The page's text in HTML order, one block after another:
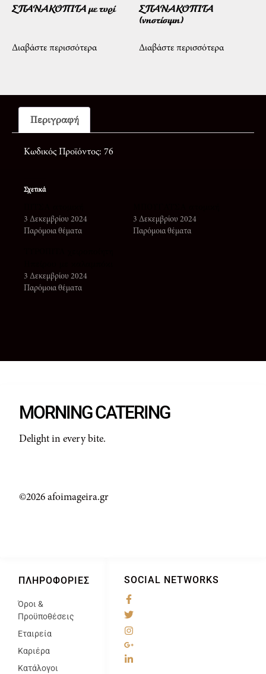
ΣΠΑΝΑΚΟΠΙΤΑ με τυρί
Διαβάστε περισσότερα
ΣΠΑΝΑΚΟΠΙΤΑ
(νηστίσιμη)
Διαβάστε περισσότερα
Περιγραφή
Κωδικός Προϊόντος: 76
Σχετικά
3 Δεκεμβρίου 2024
Παρόμοια θέματα
3 Δεκεμβρίου 2024
Παρόμοια θέματα
3 Δεκεμβρίου 2024
Παρόμοια θέματα
SOCIAL NETWORKS
ΠΛΗΡΟΦΟΡΊΕΣ
Όροι &
Προϋποθέσεις
Εταιρεία
Καριέρα
Κατάλογοι
MORNING CATERING
Delight in every bite.
©2026 afoimageira.gr